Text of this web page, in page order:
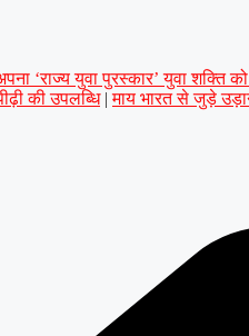
‘राज्य युवा पुरस्कार’ युवा शक्ति
की उपलब्धि | माय भारत से जुड़े